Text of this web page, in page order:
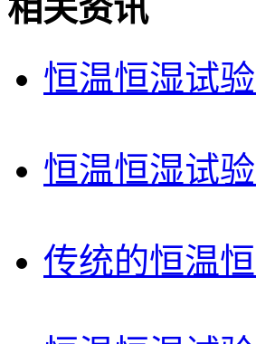
相关资讯
恒温恒湿试
恒温恒湿试
传统的恒温